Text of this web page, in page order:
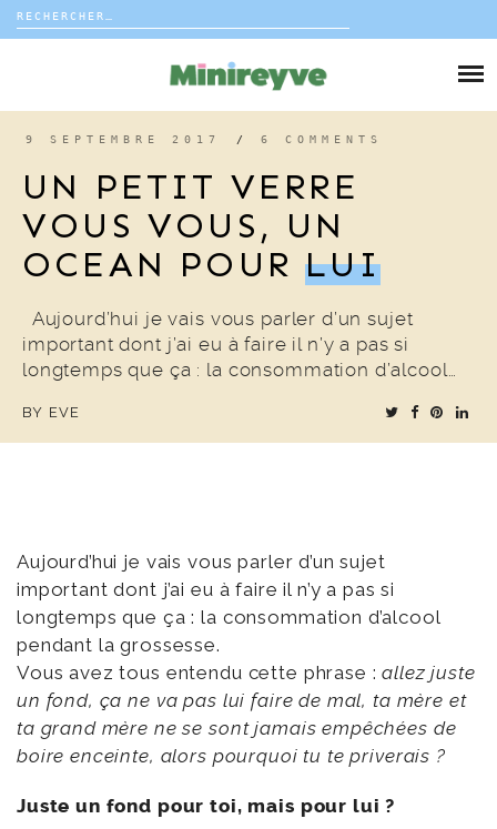
Rechercher :
DÉCO
VOYAGE
COUP DE COEUR
EDITORIAL
9 SEPTEMBRE 2017 / 6 COMMENTS
UN PETIT VERRE
VOUS VOUS, UN
OCEAN POURLUI
Aujourd’hui je vais vous parler d’un sujet
important dont j’ai eu à faire il n’y a pas si
longtemps que ça : la consommation d’alcool…
BY EVE
Aujourd’hui je vais vous parler d’un sujet
important dont j’ai eu à faire il n’y a pas si
longtemps que ça : la consommation d’alcool
pendant la grossesse.
Vous avez tous entendu cette phrase :allez juste
un fond, ça ne va pas lui faire de mal, ta mère et
ta grand mère ne se sont jamais empêchées de
boire enceinte, alors pourquoi tu te priverais ?
Juste un fond pour toi, mais pour lui ?